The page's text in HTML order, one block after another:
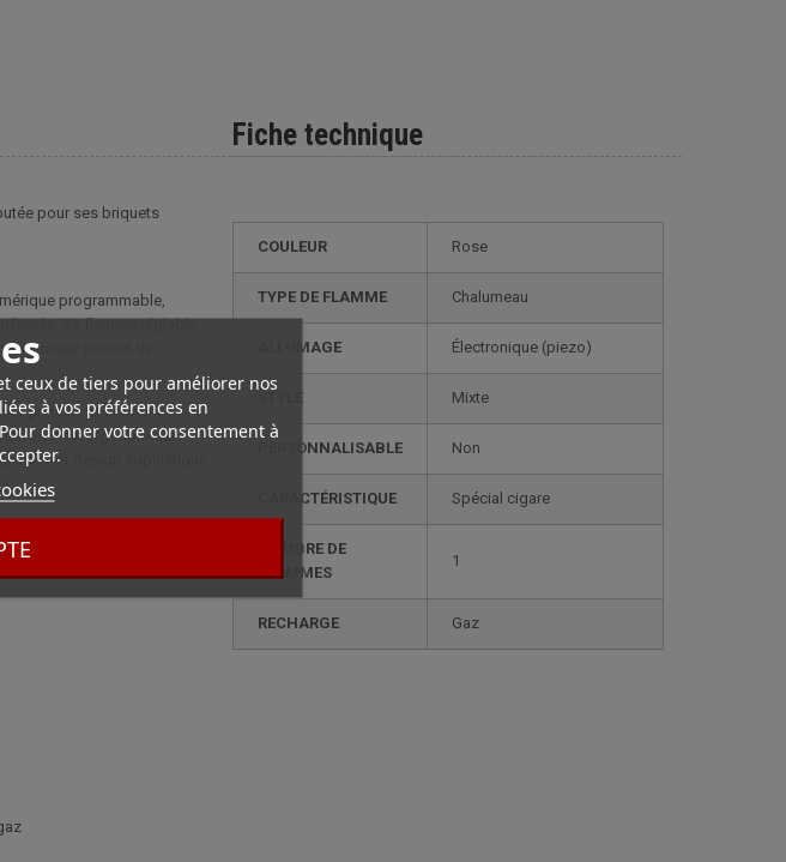
ceux de tiers pour améliorer nos
à vos préférences en
donner votre consentement à
Fiche technique
COULEUR Rose
TYPE DE FLAMME Chalumeau
ALLUMAGE électronique (piezo)
STYLE mixte
PERSONNALISABLE non
CARACTÉRISTIQUE spécial cigare
FLAMMES
1
RECHARGE gaz
pour ses briquets
programmable,
Sa flamme réglable,
permet de
praticité et économie.
en main ergonomique
et design sophistiqué.
poignée fabriquée en